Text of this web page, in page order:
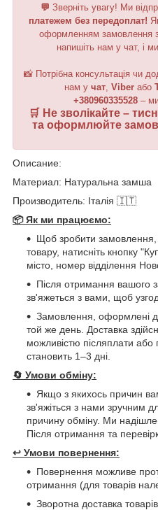
💬 Зверніть увагу! Ми
платежем без передоплат!
оформленням замовлення
напишіть нам у чат, і
📸 Потрібна консультація чи
нам у чат Viber або
+380960335528– ми
🛒 Не зволікайте –
та оформлюйте
Описание:
Материал: Натуральна замша
Производитель: Італія 🇮🇹
📦 Як ми працюємо:
Щоб зробити замовлення,
товару, натисніть кнопку
місто, номер відділення
Після отримання вашого
зв'яжеться з вами, щоб
Замовлення, оформлені
той же день. Доставка
можливістю післяплати або
становить 1–3 дні.
🔄 Умови обміну:
Якщо з якихось причин
зв'яжіться з нами зручним
причину обміну. Ми
Після отримання та
↩️ Умови повернення:
Повернення можливе
отримання (для товарів
Зворотна доставка